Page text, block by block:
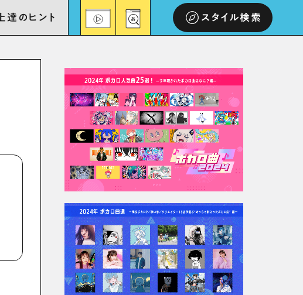
上達のヒント スタイル検索